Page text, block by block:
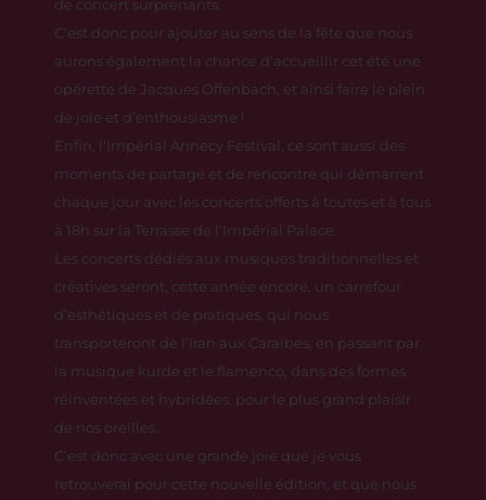
de concert surprenants.
C’est donc pour ajouter au sens de la fête que nous
aurons également la chance d’accueillir cet été une
opérette de Jacques Offenbach, et ainsi faire le plein
de joie et d’enthousiasme !
Enfin, l’Impérial Annecy Festival, ce sont aussi des
moments de partage et de rencontre qui démarrent
chaque jour avec les concerts offerts à toutes et à tous
à 18h sur la Terrasse de l’Impérial Palace.
Les concerts dédiés aux musiques traditionnelles et
créatives seront, cette année encore, un carrefour
d’esthétiques et de pratiques, qui nous
transporteront de l’Iran aux Caraïbes, en passant par
la musique kurde et le flamenco, dans des formes
réinventées et hybridées, pour le plus grand plaisir
de nos oreilles.
C’est donc avec une grande joie que je vous
retrouverai pour cette nouvelle édition, et que nous